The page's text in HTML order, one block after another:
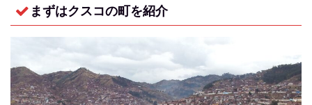
まずはクスコの町を紹介